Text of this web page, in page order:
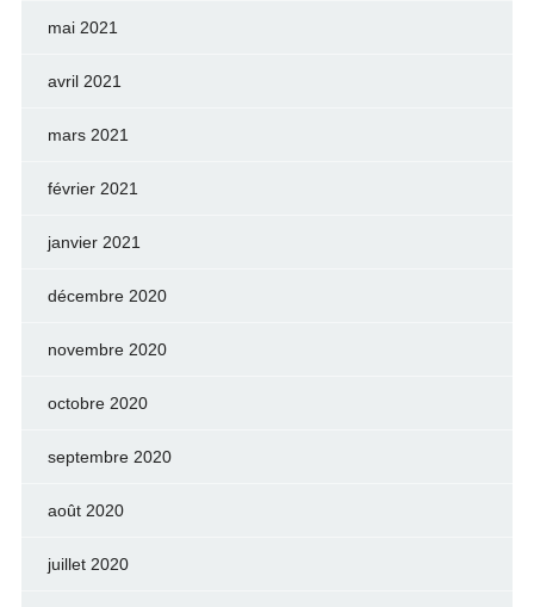
mai 2021
avril 2021
mars 2021
février 2021
janvier 2021
décembre 2020
novembre 2020
octobre 2020
septembre 2020
août 2020
juillet 2020